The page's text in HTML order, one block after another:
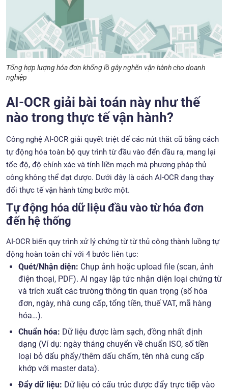
Tổng hợp lượng hóa đơn khổng lồ gây nghẽn vận hành cho doanh
nghiệp
AI-OCR giải bài toán này như thế
nào trong thực tế vận hành?
Công nghệ AI-OCR giải quyết triệt để các nút thắt cũ bằng cách
tự động hóa toàn bộ quy trình từ đầu vào đến đầu ra, mang lại
tốc độ, độ chính xác và tính liền mạch mà phương pháp thủ
công không thể đạt được. Dưới đây là cách AI-OCR đang thay
đổi thực tế vận hành từng bước một.
Tự động hóa dữ liệu đầu vào từ hóa đơn
đến hệ thống
AI-OCR biến quy trình xử lý chứng từ từ thủ công thành luồng tự
động hoàn toàn chỉ với 4 bước liên tục:
Quét/Nhận diện: Chụp ảnh hoặc upload file (scan, ảnh
điện thoại, PDF). AI ngay lập tức nhận diện loại chứng từ
và trích xuất các trường thông tin quan trọng (số hóa
đơn, ngày, nhà cung cấp, tổng tiền, thuế VAT, mã hàng
hóa…).
Chuẩn hóa: Dữ liệu được làm sạch, đồng nhất định
dạng (Ví dụ: ngày tháng chuyển về chuẩn ISO, số tiền
loại bỏ dấu phẩy/thêm dấu chấm, tên nhà cung cấp
khớp với master data).
Đẩy dữ liệu: Dữ liệu có cấu trúc được đẩy trực tiếp vào